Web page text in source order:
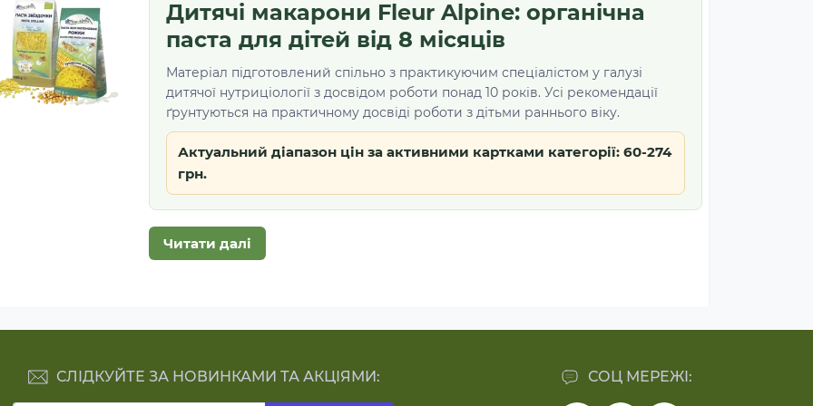
Дитячі макарони Fleur Alpine: органічна
паста для дітей від 8 місяців
Матеріал підготовлений спільно з практикуючим спеціалістом у галузі
дитячої нутриціології з досвідом роботи понад 10 років. Усі рекомендації
ґрунтуються на практичному досвіді роботи з дітьми раннього віку.
Актуальний діапазон цін за активними картками категорії: 60-274
грн.
Читати далі
fleuralpine.com - офіційний сайт виробника, технічні карти та склад
СОЦ МЕРЕЖІ:
СЛІДКУЙТЕ ЗА НОВИНКАМИ ТА АКЦІЯМИ: